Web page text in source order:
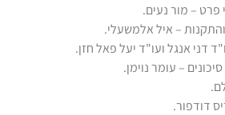
– מור נעים.
– איל אלמשעלי.
אנגל ועו"ד יעל פאל חזן.
– עומר נוימן.